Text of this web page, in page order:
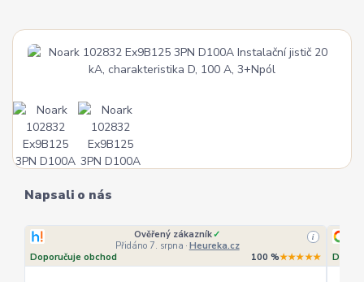
Napsali o nás
Ověřený zákazník✓
Přidáno 7. srpna · Heureka.cz
i
Doporučuje obchod 100 %★★★★★